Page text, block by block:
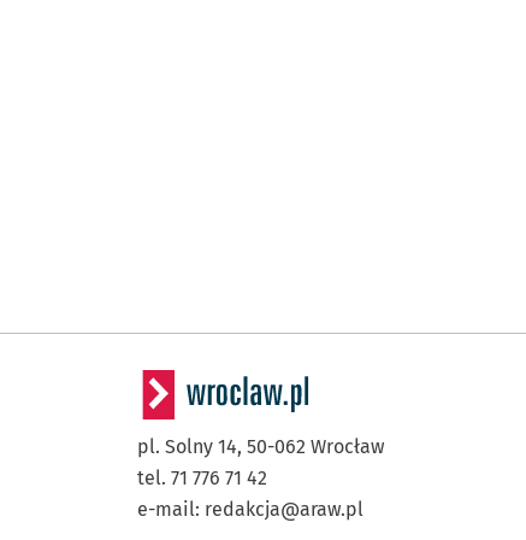
pl. Solny 14, 50-062 Wrocław
tel. 71 776 71 42
e-mail: redakcja@araw.pl